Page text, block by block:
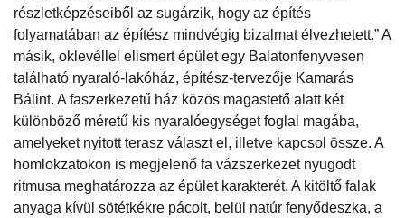
részletképzéseiből az sugárzik, hogy az építés
folyamatában az építész mindvégig bizalmat élvezhetett.” A
másik, oklevéllel elismert épület egy Balatonfenyvesen
található nyaraló-lakóház, építész-tervezője Kamarás
Bálint. A faszerkezetű ház közös magastető alatt két
különböző méretű kis nyaralóegységet foglal magába,
amelyeket nyitott terasz választ el, illetve kapcsol össze. A
homlokzatokon is megjelenő fa vázszerkezet nyugodt
ritmusa meghatározza az épület karakterét. A kitöltő falak
anyaga kívül sötétkékre pácolt, belül natúr fenyődeszka, a